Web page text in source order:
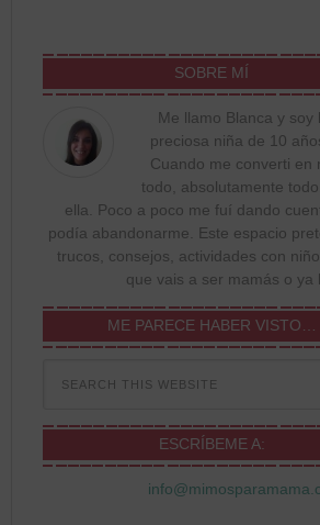
SOBRE MÍ
Me llamo Blanca y soy
preciosa niña de 10
Cuando me converti en
todo, absolutamente
ella. Poco a poco me fuí dando
podía abandonarme. Este espacio
trucos, consejos, actividades con
que vais a ser mamás o ya
ME PARECE HABER VISTO…
ESCRÍBEME A: